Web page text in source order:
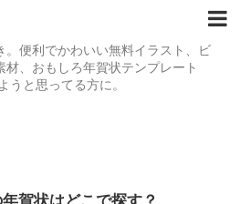
。便利でかわいい無料イラスト、ビ
、おもしろ年賀状テンプレート
うと思ってる方に。